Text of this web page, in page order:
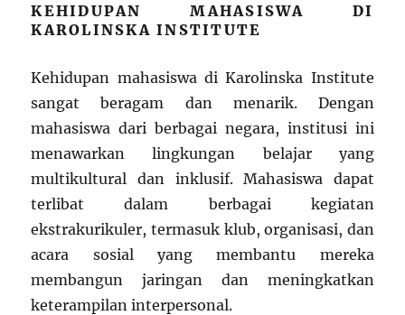
KEHIDUPAN MAHASISWA DI
KAROLINSKA INSTITUTE
Kehidupan mahasiswa di Karolinska Institute
sangat beragam dan menarik. Dengan
mahasiswa dari berbagai negara, institusi ini
menawarkan lingkungan belajar yang
multikultural dan inklusif. Mahasiswa dapat
terlibat dalam berbagai kegiatan
ekstrakurikuler, termasuk klub, organisasi, dan
acara sosial yang membantu mereka
membangun jaringan dan meningkatkan
keterampilan interpersonal.